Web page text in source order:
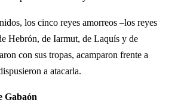
los cinco reyes amorreos –los reyes
Hebrón, de Iarmut, de Laquís y de
con sus tropas, acamparon frente a
a atacarla.
Gabaón